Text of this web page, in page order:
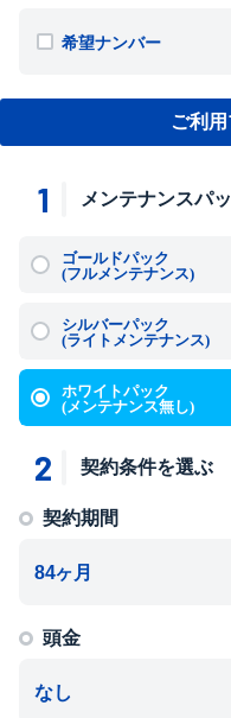
希望ナンバー
ご利
1 メンテナンスパ
ゴールドパック
(フルメンテナンス)
シルバーパック
(ライトメンテナンス)
ホワイトパック
(メンテナンス無し)
2 契約条件を選ぶ
契約期間
頭金